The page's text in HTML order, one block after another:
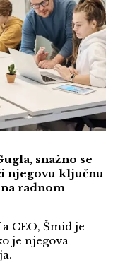
snažno se
njegovu ključnu
radnom
CEO, Šmid je
je njegova